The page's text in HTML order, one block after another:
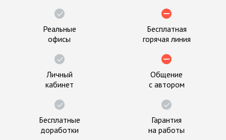
Реальные
офисы
Бесплатная
горячая линия
Личный
кабинет
Общение
с автором
Бесплатные
доработки
Гарантия
на работы